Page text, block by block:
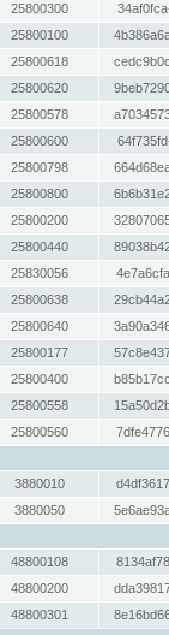
25800300
25800100
25800618
25800620
25800578
25800600
25800798
25800800
25800200
25800440
25830056
25800638
25800640
25800177
25800400
25800558
25800560
3880010
3880050
48800108
48800200
48800301